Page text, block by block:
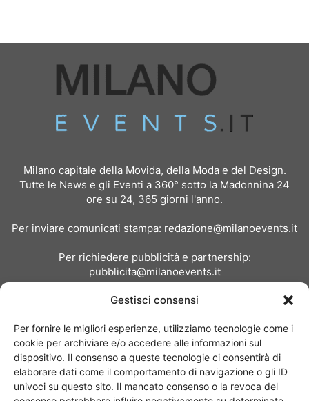
Gestisci consensi
Per fornire le migliori esperienze, utilizziamo tecnologie come i
cookie per archiviare e/o accedere alle informazioni sul
dispositivo. Il consenso a queste tecnologie ci consentirà di
elaborare dati come il comportamento di navigazione o gli ID
univoci su questo sito. Il mancato consenso o la revoca del
Milano capitale della Movida, della Moda e del Design.
Tutte le News e gli Eventi a 360° sotto la Madonnina 24
ore su 24, 365 giorni l'anno.
Per inviare comunicati stampa: redazione@milanoevents.it
Per richiedere pubblicità e partnership:
pubblicita@milanoevents.it